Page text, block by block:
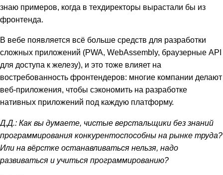
знаю примеров, когда в техдиректоры вырастали бы из
фронтенда.
В вебе появляется всё больше средств для разработки
сложных приложений (PWA, WebAssembly, браузерные API
для доступа к железу), и это тоже влияет на
востребованность фронтендеров: многие компании делают
веб-приложения, чтобы сэкономить на разработке
нативных приложений под каждую платформу.
Д.Д.: Как вы думаете, чистые верстальщики без знаний
программирования конкурентоспособны на рынке труда?
Или на вёрстке останавливаться нельзя, надо
развиваться и учиться программированию?